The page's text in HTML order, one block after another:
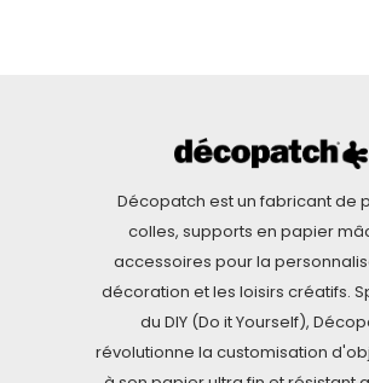
Décopatch est un fabricant de
colles, supports en papier
accessoires pour la
décoration et les loisirs créatifs.
du DIY (Do it Yourself),
révolutionne la customisation